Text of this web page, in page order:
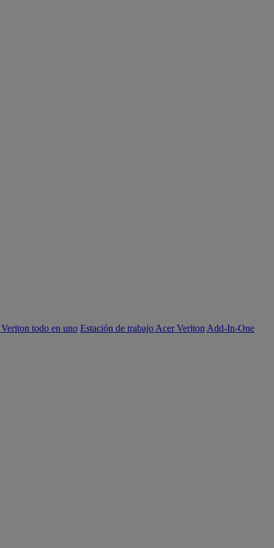
todo en uno Estación de trabajo Acer Veriton Add-In-One